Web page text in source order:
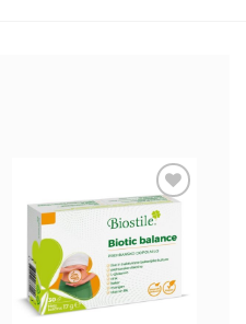
Lista
dei
desideri